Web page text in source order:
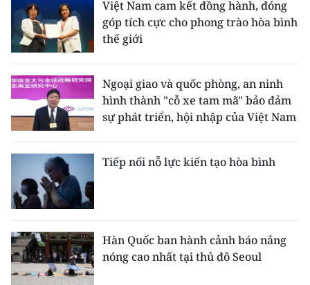
ENGLISH
中文
FRANÇAIS
РУССКИЙ
한국어
Việt Nam cam kết đồng hành, đóng
góp tích cực cho phong trào hòa bình
thế giới
Ngoại giao và quốc phòng, an ninh
hình thành "cỗ xe tam mã" bảo đảm
sự phát triển, hội nhập của Việt Nam
Tiếp nối nỗ lực kiến tạo hòa bình
Hàn Quốc ban hành cảnh báo nắng
nóng cao nhất tại thủ đô Seoul